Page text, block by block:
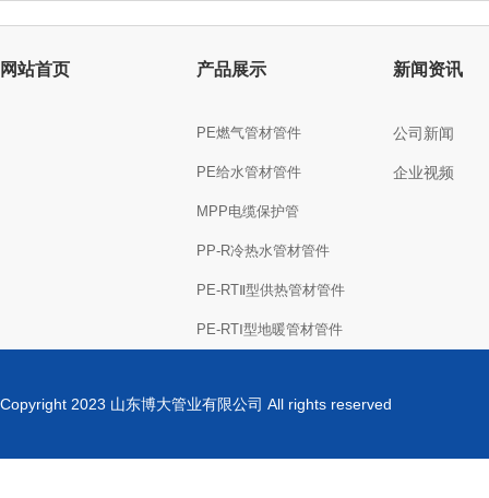
网站首页 产品展示 新闻资讯
PE燃气管材管件
PE给水管材管件
MPP电缆保护管
PP-R冷热水管材管件
PE-RTⅡ型供热管材管件
PE-RTⅠ型地暖管材管件
公司新闻
企业视频
Copyright 2023 山东博大管业有限公司 All rights reserved